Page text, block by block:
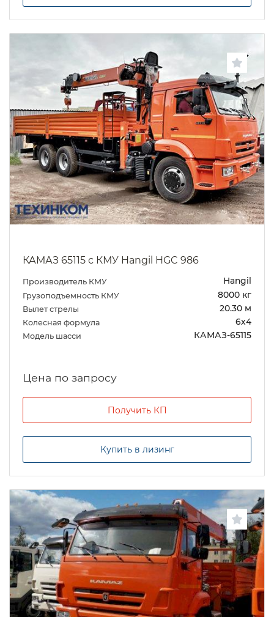
КАМАЗ 65115 с КМУ Hangil HGC 986
Производитель КМУ Hangil
Грузоподъемность КМУ 8000 кг
Вылет стрелы 20.30 м
Колесная формула 6х4
Модель шасси КАМАЗ-65115
Цена по запросу
Получить КП
Купить в лизинг